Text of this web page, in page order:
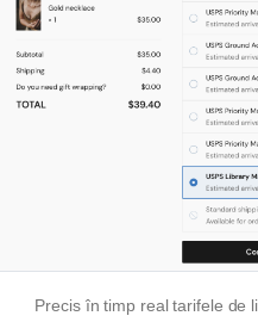
Precis în timp realtarifele de